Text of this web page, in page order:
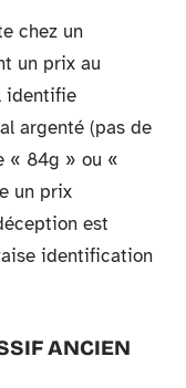
chez un
un prix au
identifie
argenté (pas de
« 84g » ou «
un prix
est
identification
ANCIEN